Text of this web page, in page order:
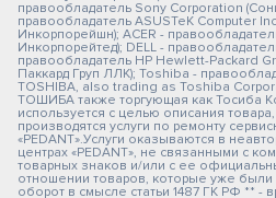
правообладатель Sony Corporation
правообладатель ASUSTeK Computer
Инкорпорейшн); ACER -
Инкорпорейтед); DELL -
правообладатель HP Hewlett-Packard
Паккард Груп ЛЛК); Toshiba -
TOSHIBA, also trading as Toshiba
ТОШИБА также торгующая как Тосиба
используется с целью описания
производятся услуги по ремонту
«PEDANT».Услуги оказываются в
центрах «PEDANT», не связанными с
товарных знаков и/или с ее
отношении товаров, которые уже были
оборот в смысле статьи 1487 ГК РФ ** -